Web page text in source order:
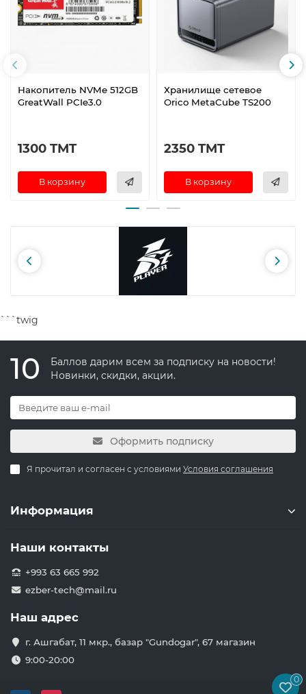
Накопитель NVMe 512GB
GreatWall PCIe3.0
1300 TMT
В корзину
Хранилище сетевое
Orico MetaCube TS200
2350 TMT
В корзину
```twig
10
Баллов дарим всем за подписку на новости!
Новинки, скидки, акции.
Оформить подписку
Я прочитал и согласен с условиями Условия соглашения
Информация
Наши контакты
+993 63 665 992
ezber-tech@mail.ru
Наш адрес
г. Ашгабат, 11 мкр., базар "Gundogar", 67 магазин
9:00-20:00
0